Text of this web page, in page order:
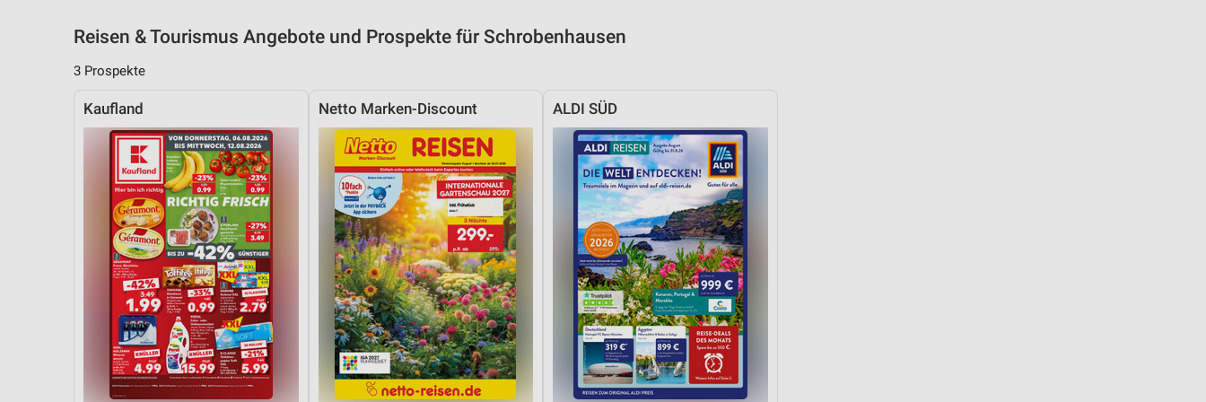
Reisen & Tourismus Angebote und Prospekte für Schrobenhausen
3 Prospekte
Kaufland Netto Marken-Discount ALDI SÜD